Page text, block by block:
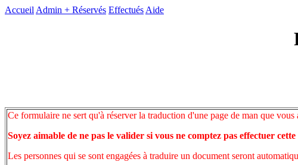
Accueil Admin + Réservés Effectués Aide
Ce formulaire ne sert qu'à réserver la traduction d'une page de man que vous
Soyez aimable de ne pas le valider si vous ne comptez pas effectuer
Les personnes qui se sont engagées à traduire un document seront